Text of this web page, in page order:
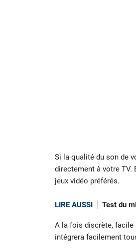
Si la qualité du son de
directement à votre TV.
jeux vidéo préférés.
LIRE AUSSI Test du
A la fois discrète, facile
intégrera facilement